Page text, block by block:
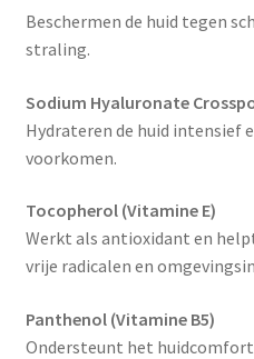
Beschermen de huid tegen
straling.
Sodium Hyaluronate
Hydrateren de huid intensief
voorkomen.
Tocopherol (Vitamine E)
Werkt als antioxidant en
vrije radicalen en
Panthenol (Vitamine B5)
Ondersteunt het